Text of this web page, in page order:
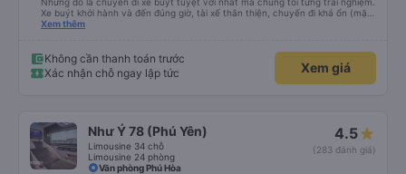
Xe buýt khởi hành và đến đúng giờ, tài xế thân thiện, chuyến đi khá ổn (mặc
dù vẫn hơi xóc, nhưng đó là đặc trưng của Việt Nam ^^), và chỗ ngồi thoải
Xem thêm
Không cần thanh toán trước
Xác nhận chỗ ngay lập tức
Xem giá
Như Ý 78 (Phú Yên)
Limousine 34 chỗ
Limousine 24 phòng
4.5
(283 đánh giá)
Văn phòng Phú Hòa